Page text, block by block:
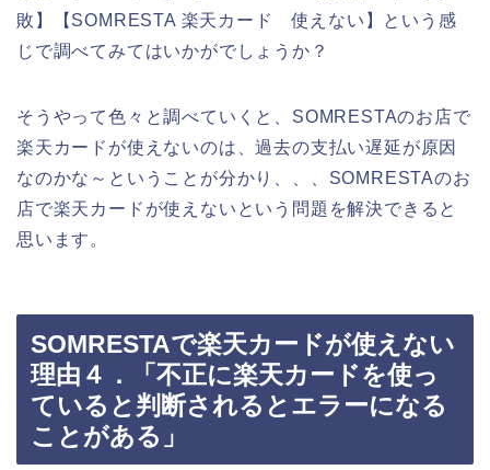
敗】【SOMRESTA 楽天カード 使えない】という感
じで調べてみてはいかがでしょうか？
そうやって色々と調べていくと、SOMRESTAのお店で
楽天カードが使えないのは、過去の支払い遅延が原因
なのかな～ということが分かり、、、SOMRESTAのお
店で楽天カードが使えないという問題を解決できると
思います。
SOMRESTAで楽天カードが使えない
理由４．「不正に楽天カードを使っ
ていると判断されるとエラーになる
ことがある」